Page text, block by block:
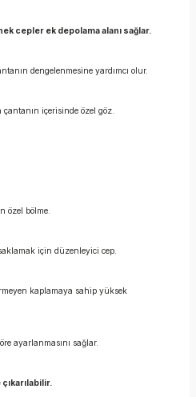
cepler ek depolama alanı sağlar.
dengelenmesine yardımcı olur.
içerisinde özel göz.
özel bölme.
için düzenleyici cep.
kaplamaya sahip yüksek
ayarlanmasını sağlar.